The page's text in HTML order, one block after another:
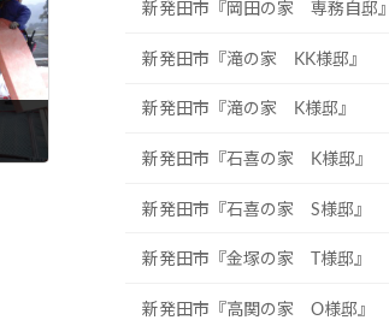
新発田市『岡田の家 専務自邸』
新発田市『滝の家 KK様邸』
新発田市『滝の家 K様邸』
新発田市『石喜の家 K様邸』
新発田市『石喜の家 S様邸』
新発田市『金塚の家 T様邸』
新発田市『高関の家 O様邸』